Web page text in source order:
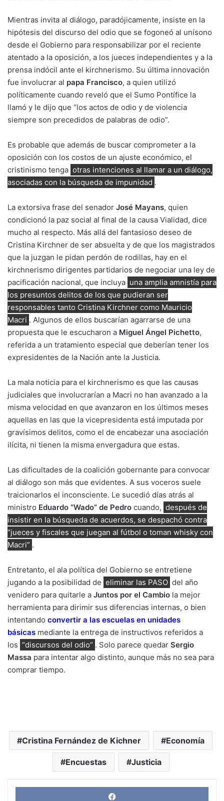
Mientras invita al diálogo, paradójicamente, insiste en la
hipótesis del discurso del odio que se fogoneó al unísono
desde el Gobierno para responsabilizar por el reciente
atentado a la oposición, a los jueces independientes y a la
prensa indócil ante el kirchnerismo. Su última innovación
fue involucrar al papa Francisco, a quien utilizó
políticamente cuando reveló que el Sumo Pontífice la
llamó y le dijo que “los actos de odio y de violencia
siempre son precedidos de palabras de odio”.
Es probable que además de buscar comprometer a la
oposición con los costos de un ajuste económico, el
cristinismo tenga otras intenciones al llamar a un diálogo,
asociadas con la búsqueda de impunidad .
La extorsiva frase del senador José Mayans, quien
condicionó la paz social al final de la causa Vialidad, dice
mucho al respecto. Más allá del fantasioso deseo de
Cristina Kirchner de ser absuelta y de que los magistrados
que la juzgan le pidan perdón de rodillas, hay en el
kirchnerismo dirigentes partidarios de negociar una ley de
pacificación nacional, que incluya una amplia amnistía para
los presuntos delitos de los que pudieran ser
responsables tanto Cristina Kirchner como Mauricio
Macri . Algunos de ellos buscarían agarrarse de una
propuesta que le escucharon a Miguel Ángel Pichetto,
referida a un tratamiento especial que deberían tener los
expresidentes de la Nación ante la Justicia.
La mala noticia para el kirchnerismo es que las causas
judiciales que involucrarían a Macri no han avanzado a la
misma velocidad en que avanzaron en los últimos meses
aquellas en las que la vicepresidenta está imputada por
gravísimos delitos, como el de encabezar una asociación
ilícita, ni tienen la misma envergadura que estas.
Las dificultades de la coalición gobernante para convocar
al diálogo son más que evidentes. A sus voceros suele
traicionarlos el inconsciente. Le sucedió días atrás al
ministro Eduardo “Wado” de Pedro cuando, después de
insistir en la búsqueda de acuerdos, se despachó contra
“jueces y fiscales que juegan al fútbol o toman whisky con
Macri” .
Entretanto, el ala política del Gobierno se entretiene
jugando a la posibilidad de eliminar las PASO del año
venidero para quitarle a Juntos por el Cambio la mejor
herramienta para dirimir sus diferencias internas, o bien
intentando convertir a las escuelas en unidades
básicas mediante la entrega de instructivos referidos a
los “discursos del odio” . Solo parece quedar Sergio
Massa para intentar algo distinto, aunque más no sea para
comprar tiempo.
Cristina Fernández de Kichner Economía
Encuestas Justicia